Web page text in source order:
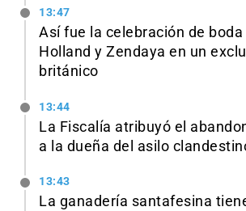
13:47
Así fue la celebración de boda
Holland y Zendaya en un
británico
13:44
La Fiscalía atribuyó el
a la dueña del asilo
13:43
La ganadería santafesina